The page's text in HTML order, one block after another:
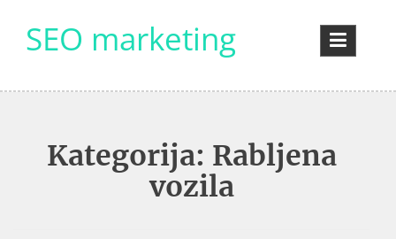
contentSEO marketing
Kategorija: Rabljena
vozila